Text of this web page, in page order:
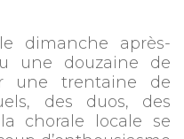
dimanche après-
une douzaine de
une trentaine de
des duos, des
chorale locale se